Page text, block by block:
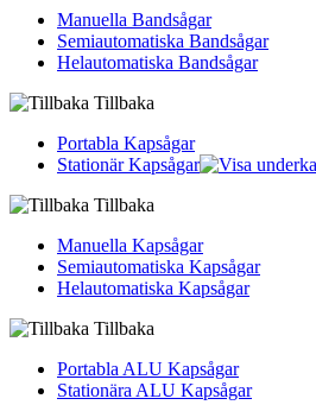
Manuella Bandsågar
Semiautomatiska Bandsågar
Helautomatiska Bandsågar
Tillbaka
Portabla Kapsågar
Stationär Kapsågar
Tillbaka
Manuella Kapsågar
Semiautomatiska Kapsågar
Helautomatiska Kapsågar
Tillbaka
Portabla ALU Kapsågar
Stationära ALU Kapsågar